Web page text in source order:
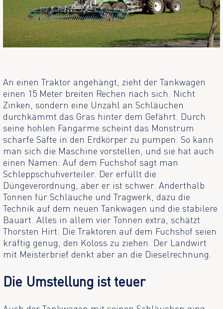
An einen Traktor angehängt, zieht der Tankwagen
einen 15 Meter breiten Rechen nach sich. Nicht
Zinken, sondern eine Unzahl an Schläuchen
durchkämmt das Gras hinter dem Gefährt. Durch
seine hohlen Fangarme scheint das Monstrum
scharfe Säfte in den Erdkörper zu pumpen. So kann
man sich die Maschine vorstellen, und sie hat auch
einen Namen: Auf dem Fuchshof sagt man
Schleppschuhverteiler. Der erfüllt die
Düngeverordnung, aber er ist schwer. Anderthalb
Tonnen für Schläuche und Tragwerk, dazu die
Technik auf dem neuen Tankwagen und die stabilere
Bauart. Alles in allem vier Tonnen extra, schätzt
Thorsten Hirt. Die Traktoren auf dem Fuchshof seien
kräftig genug, den Koloss zu ziehen. Der Landwirt
mit Meisterbrief denkt aber an die Dieselrechnung.
Die Umstellung ist teuer